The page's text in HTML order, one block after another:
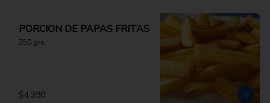
PORCION DE PAPAS FRITAS
250 grs.
$4.390